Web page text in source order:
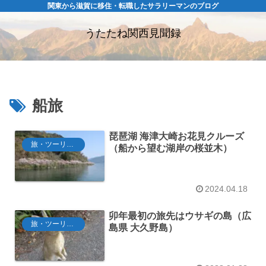
関東から滋賀に移住・転職したサラリーマンのブログ
うたたね関西見聞録
船旅
旅・ツーリング
琵琶湖 海津大崎お花見クルーズ
（船から望む湖岸の桜並木）
2024.04.18
旅・ツーリング
卯年最初の旅先はウサギの島（広
島県 大久野島）